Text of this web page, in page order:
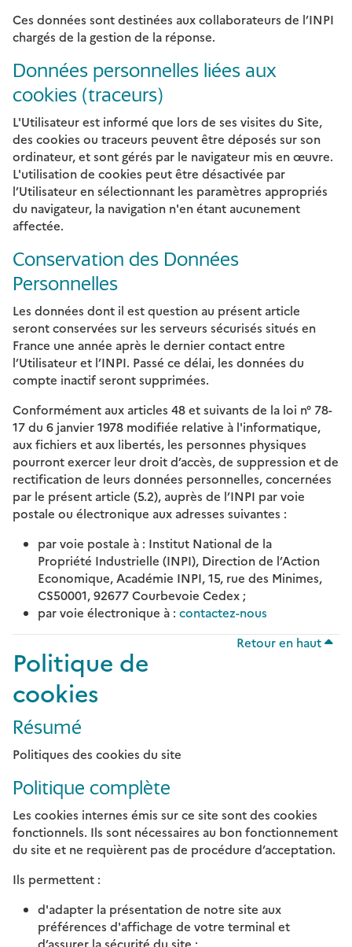
Ces données sont destinées aux collaborateurs de l’INPI
chargés de la gestion de la réponse.
Données personnelles liées aux
cookies (traceurs)
L'Utilisateur est informé que lors de ses visites du Site,
des cookies ou traceurs peuvent être déposés sur son
ordinateur, et sont gérés par le navigateur mis en œuvre.
L'utilisation de cookies peut être désactivée par
l’Utilisateur en sélectionnant les paramètres appropriés
du navigateur, la navigation n'en étant aucunement
affectée.
Conservation des Données
Personnelles
Les données dont il est question au présent article
seront conservées sur les serveurs sécurisés situés en
France une année après le dernier contact entre
l’Utilisateur et l’INPI. Passé ce délai, les données du
compte inactif seront supprimées.
Conformément aux articles 48 et suivants de la loi n° 78-
17 du 6 janvier 1978 modifiée relative à l'informatique,
aux fichiers et aux libertés, les personnes physiques
pourront exercer leur droit d’accès, de suppression et de
rectification de leurs données personnelles, concernées
par le présent article (5.2), auprès de l’INPI par voie
postale ou électronique aux adresses suivantes :
par voie postale à : Institut National de la
Propriété Industrielle (INPI), Direction de l’Action
Economique, Académie INPI, 15, rue des Minimes,
CS50001, 92677 Courbevoie Cedex ;
par voie électronique à : contactez-nous
Retour en haut
Politique de
cookies
Résumé
Politiques des cookies du site
Politique complète
Les cookies internes émis sur ce site sont des cookies
fonctionnels. Ils sont nécessaires au bon fonctionnement
du site et ne requièrent pas de procédure d’acceptation.
Ils permettent :
d'adapter la présentation de notre site aux
préférences d'affichage de votre terminal et
d’assurer la sécurité du site ;